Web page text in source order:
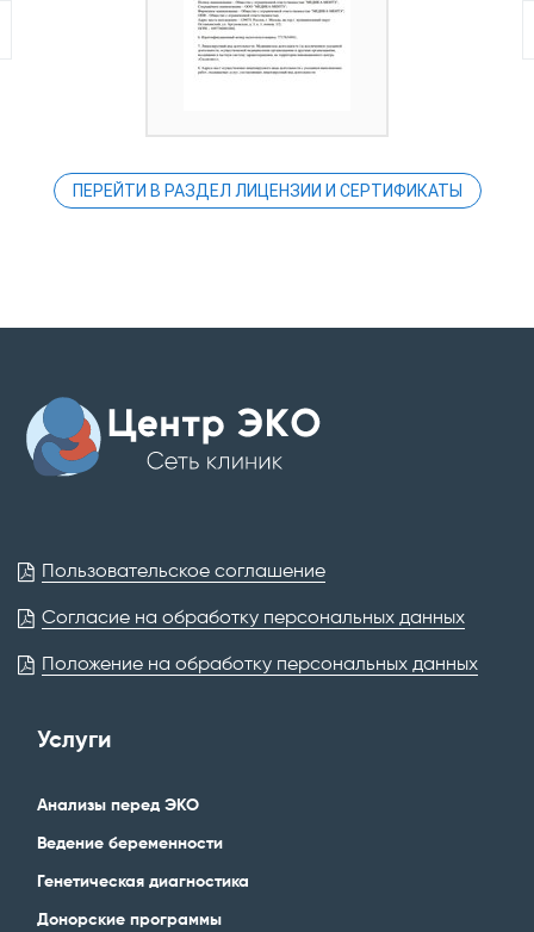
ПЕРЕЙТИ В РАЗДЕЛ ЛИЦЕНЗИИ И СЕРТИФИКАТЫ
Пользовательское соглашение
Согласие на обработку персональных данных
Положение на обработку персональных данных
Услуги
Анализы перед ЭКО
Ведение беременности
Генетическая диагностика
Донорские программы